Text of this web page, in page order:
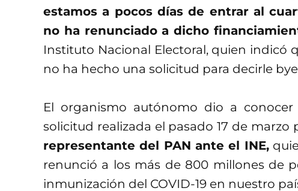
estamos a pocos días de entrar al
no ha renunciado a dicho
Instituto Nacional Electoral, quien indicó
no ha hecho una solicitud para decirle
El organismo autónomo dio a
solicitud realizada el pasado 17 de marzo
representante del PAN ante el INE,
renunció a los más de 800 millones de
inmunización del COVID-19 en nuestro